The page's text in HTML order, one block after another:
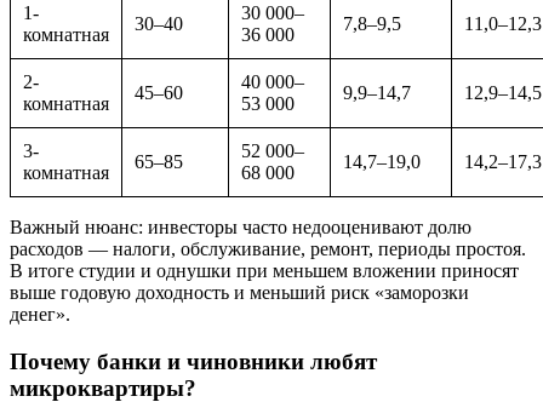
1-
комнатная
30–40
30 000–
36 000
7,8–9,5 11,0–12,3
2-
комнатная
45–60
40 000–
53 000
9,9–14,7 12,9–14,5
3-
комнатная
65–85
52 000–
68 000
14,7–19,0 14,2–17,3
Важный нюанс: инвесторы часто недооценивают долю
расходов — налоги, обслуживание, ремонт, периоды простоя.
В итоге студии и однушки при меньшем вложении приносят
выше годовую доходность и меньший риск «заморозки
денег».
Почему банки и чиновники любят
микроквартиры?